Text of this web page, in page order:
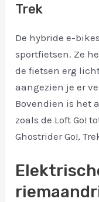
Trek
De hybride e-
sportfietsen. Ze
de fietsen erg
aangezien je er
Bovendien is het
zoals de Loft Go!
Ghostrider Go!,